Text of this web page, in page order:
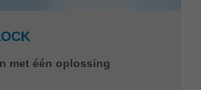
met één oplossing